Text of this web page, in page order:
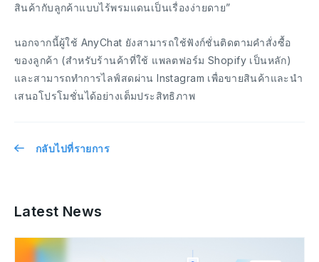
สินค้ากับลูกค้าแบบไร้พรมแดนเป็นเรื่องง่ายดาย”
นอกจากนี้ผู้ใช้ AnyChat ยังสามารถใช้ฟังก์ชั่นติดตามคำสั่งซื้อ
ของลูกค้า (สำหรับร้านค้าที่ใช้ แพลตฟอร์ม Shopify เป็นหลัก)
และสามารถทำการไลฟ์สดผ่าน Instagram เพื่อขายสินค้าและนำ
เสนอโปรโมชั่นได้อย่างเต็มประสิทธิภาพ
กลับไปที่รายการ
Latest News